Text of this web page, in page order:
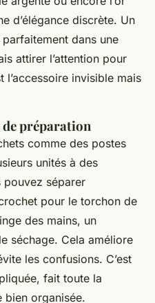
d’élégance discrète. Un
parfaitement dans une
attirer l’attention pour
l’accessoire invisible mais
préparation
comme des postes
unités à des
pouvez séparer
pour le torchon de
des mains, un
séchage. Cela améliore
les confusions. C’est
fait toute la
bien organisée.